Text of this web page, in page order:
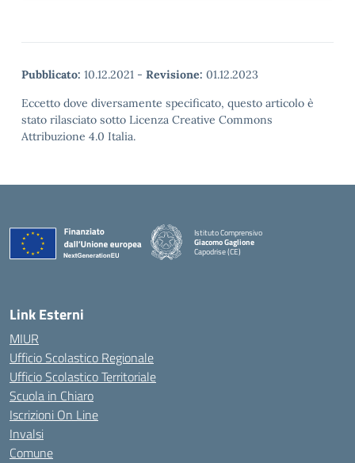
Pubblicato: 10.12.2021 - Revisione: 01.12.2023
Eccetto dove diversamente specificato, questo articolo è
stato rilasciato sotto Licenza Creative Commons
Attribuzione 4.0 Italia.
Istituto Comprensivo
Giacomo Gaglione
Capodrise (CE)
— Visita la pagina iniziale della scuola
Link Esterni
MIUR
Ufficio Scolastico Regionale
Ufficio Scolastico Territoriale
Scuola in Chiaro
Iscrizioni On Line
Invalsi
Comune